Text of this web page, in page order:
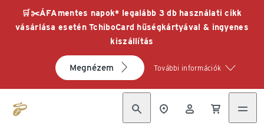
🛒✂️ÁFAmentes napok* legalább 3 db használati cikk
vásárlása esetén TchiboCard hűségkártyával & ingyenes
kiszállítás
Megnézem További információk